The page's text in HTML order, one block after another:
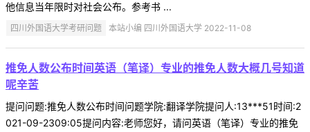
他信息当年限时对社会公布。参考书 ...
四川外国语大学考研问题 本站小编 四川外国语大学 2022-11-08
推免人数公布时间英语（笔译）专业的推免人数大概几号知道
呢辛苦
提问问题:推免人数公布时间问题学院:翻译学院提问人:13***51时间:2
021-09-2309:05提问内容:老师您好，请问英语（笔译）专业的推免